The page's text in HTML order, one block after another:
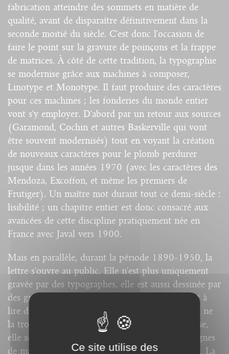
fabrication atteindre des sommets en matière de
qualité, avant de disparaître définitivement dans la
seconde moitié du siècle. C'est donc l'occasion de
faire le point sur la gravure de poinçons et la frappe
de matrices. À côté de cette tradition, la typographie
se modernise grâce aux machines à composer,
Linotype et Monotype. Il faut produire des caractères
pour ces machines ; les fonderies du monde entier
vont s'y employer. D'abord par un retour aux sources
(Garamond, Cochin et autres Baskerville qui vont
être souvent modernisés) tout en voyant la création
de nouveaux caractères pour le plomb perdurer
jusque dans les années 1970 (avec les caractères des
Mendoza, Excoffon, et même les premiers de
Frutiger). Un maître mot durant tout ce demi-siècle :
lisibilité ; un chapitre entier est donc consacré aux
avancées de cette discipline pratiquement née en
France avec Javal vers 1900.
Mais en parallèle, durant la période 1890-1950, la
lettre s'ouvre au public. Elle n'est plus uniquement
gravée par des typographes, elle est aussi dessinée par
des graphistes. Elle n'est plus uniquement l'objet à
lire de l'imprimerie, elle devient objet à voir. On ne
la trouve plus seulement dans le livre ou la presse,
elle se voit dans la rue, sur les affiches, les enseignes
de magasins, dans la publicité, les magazines, etc. La
Ce site utilise des